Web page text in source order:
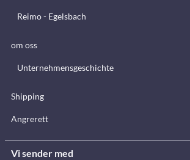
Reimo - Egelsbach
om oss
Unternehmensgeschichte
Shipping
Angrerett
Vi sender med